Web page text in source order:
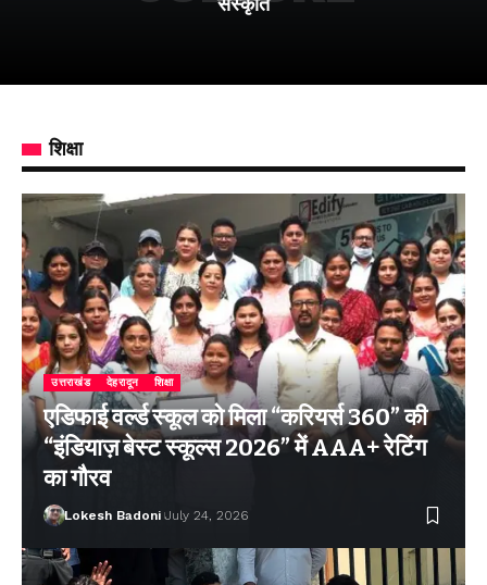
शिक्षा
उत्तराखंड देहरादून शिक्षा
एडिफाई वर्ल्ड स्कूल को मिला “करियर्स 360” की
“इंडियाज़ बेस्ट स्कूल्स 2026” में AAA+ रेटिंग
का गौरव
Lokesh Badoni July 24, 2026